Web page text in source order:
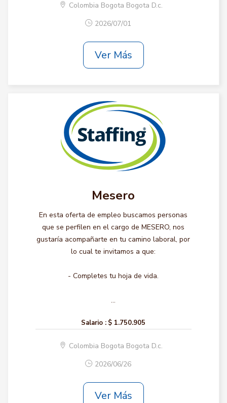
Colombia Bogota Bogota D.c.
2026/07/01
Ver Más
Mesero
En esta oferta de empleo buscamos personas
que se perfilen en el cargo de MESERO, nos
gustaría acompañarte en tu camino laboral, por
lo cual te invitamos a que:
- Completes tu hoja de vida.
...
Salario : $ 1.750.905
Colombia Bogota Bogota D.c.
2026/06/26
Ver Más